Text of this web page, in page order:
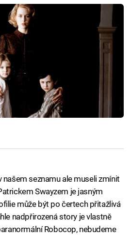
našem seznamu ale museli zmínit
Swayzem je jasným
může být po čertech přitažlivá
nadpřirozená story je vlastně
Robocop, nebudeme